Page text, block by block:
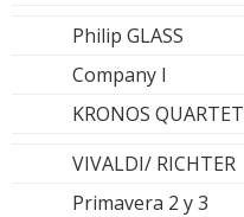
Philip GLASS
Company I
KRONOS QUARTET
VIVALDI/ RICHTER
Primavera 2 y 3